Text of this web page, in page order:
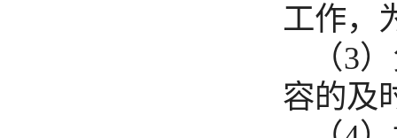
工作，
（3
容的及